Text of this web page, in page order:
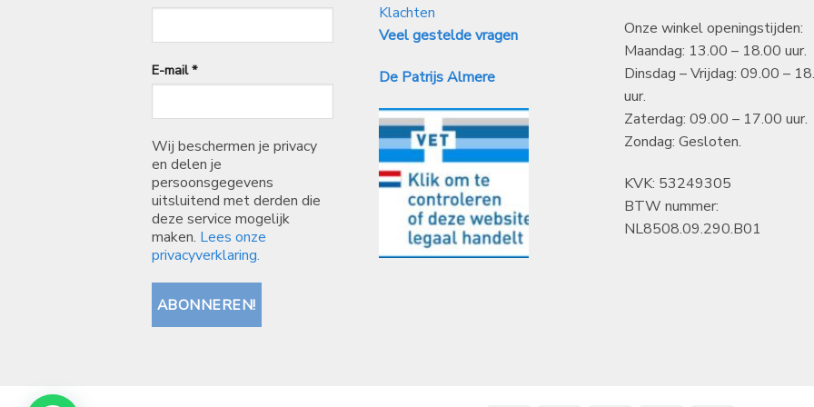
E-mail*
Wij beschermen je privacy
en delen je
persoonsgegevens
uitsluitend met derden die
deze service mogelijk
maken. Lees onze
privacyverklaring.
Klachten
Veel gestelde vragen
De Patrijs Almere
Onze winkel openingstijden:
Maandag: 13.00 – 18.00 uur.
Dinsdag – Vrijdag: 09.00 –
uur.
Zaterdag: 09.00 – 17.00 uur.
Zondag: Gesloten.
KVK: 53249305
BTW nummer:
NL8508.09.290.B01